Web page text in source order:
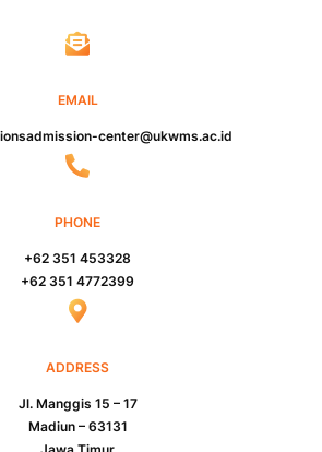
EMAIL
center@ukwms.ac.id
PHONE
+62 351 453328
+62 351 4772399
ADDRESS
Jl. Manggis 15 – 17
Madiun – 63131